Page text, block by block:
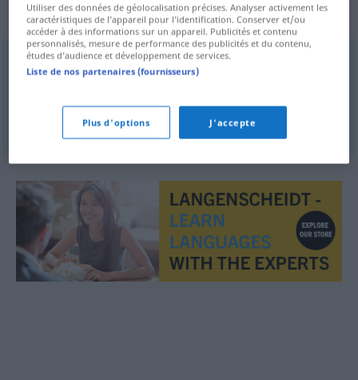
Synonymes de "sozialistisch"
,links,linksgerichtet,kommunistisch (sein)
© OpenThesaurus.de
Utiliser des données de géolocalisation précises. Analyser activement les
caractéristiques de l’appareil pour l’identification. Conserver et/ou
accéder à des informations sur un appareil. Publicités et contenu
personnalisés, mesure de performance des publicités et du contenu,
études d’audience et développement de services.
Liste de nos partenaires (fournisseurs)
Plus d'options J'accepte